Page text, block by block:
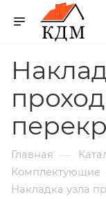
Главная —
Комплектующие
Накладка узла